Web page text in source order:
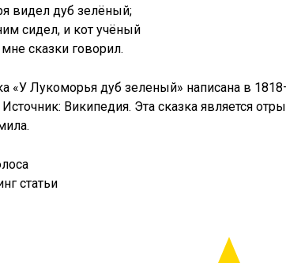
видел дуб зелёный;
сидел, и кот учёный
сказки говорил.
«У Лукоморья дуб зеленый» написана в
Источник: Википедия. Эта сказка является
статьи